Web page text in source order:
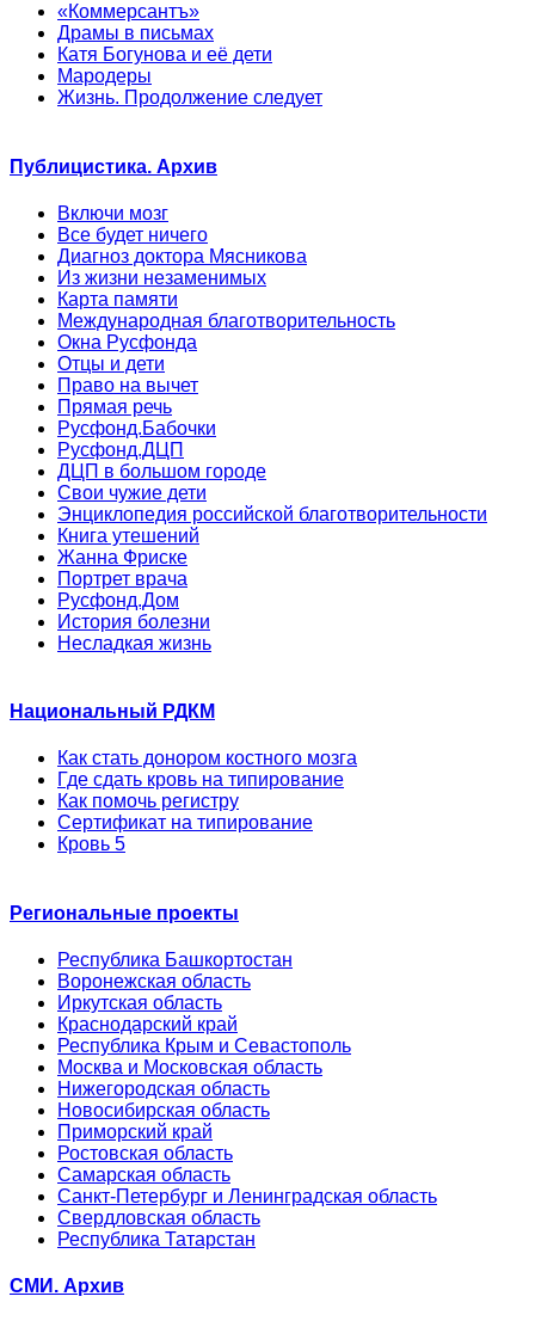
«Коммерсантъ»
Драмы в письмах
Катя Богунова и её дети
Мародеры
Жизнь. Продолжение следует
Публицистика. Архив
Включи мозг
Все будет ничего
Диагноз доктора Мясникова
Из жизни незаменимых
Карта памяти
Международная благотворительность
Окна Русфонда
Отцы и дети
Право на вычет
Прямая речь
Русфонд.Бабочки
Русфонд.ДЦП
ДЦП в большом городе
Свои чужие дети
Энциклопедия российской благотворительности
Книга утешений
Жанна Фриске
Портрет врача
Русфонд.Дом
История болезни
Несладкая жизнь
Национальный РДКМ
Как стать донором костного мозга
Где сдать кровь на типирование
Как помочь регистру
Сертификат на типирование
Кровь 5
Региональные проекты
Республика Башкортостан
Воронежская область
Иркутская область
Краснодарский край
Республика Крым и Севастополь
Москва и Московская область
Нижегородская область
Новосибирская область
Приморский край
Ростовская область
Самарская область
Санкт-Петербург и Ленинградская область
Свердловская область
Республика Татарстан
СМИ. Архив